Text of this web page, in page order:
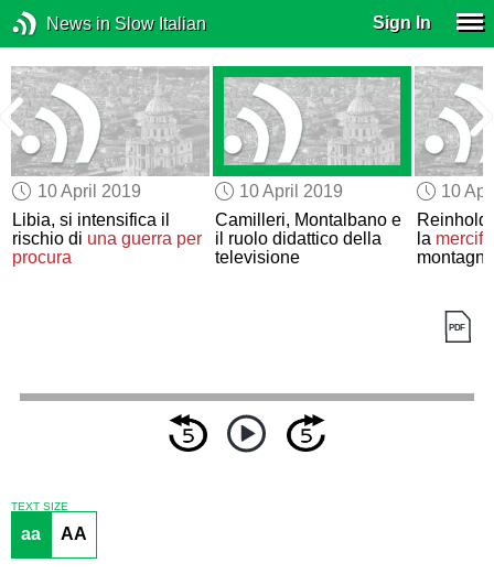
News in Slow Italian Sign In
10 April 2019
Libia, si intensifica il
rischio di una guerra per
procura
10 April 2019
Camilleri, Montalbano e
il ruolo didattico della
televisione
10
Reinhold
la
montagne
TEXT SIZE
aa AA